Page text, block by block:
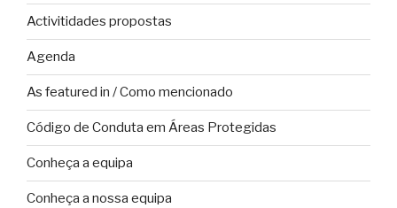
Activitidades propostas
Agenda
As featured in / Como mencionado
Código de Conduta em Áreas Protegidas
Conheça a equipa
Conheça a nossa equipa